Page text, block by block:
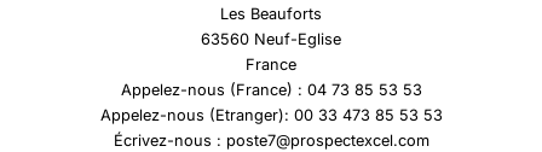
Les Beauforts
63560 Neuf-Eglise
France
Appelez-nous (France) : 04 73 85 53 53
Appelez-nous (Etranger): 00 33 473 85 53 53
Écrivez-nous : poste7@prospectexcel.com